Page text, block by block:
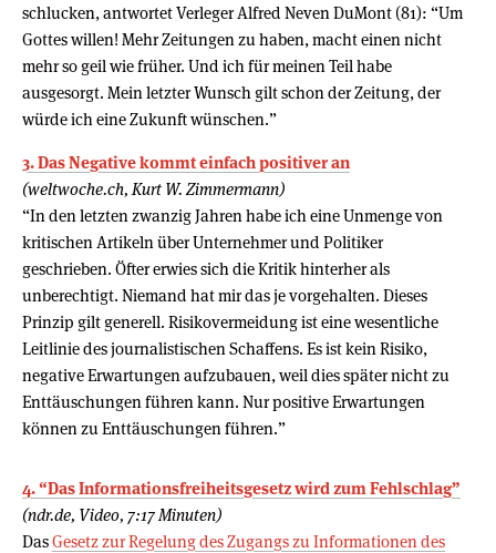
schlucken, antwortet Verleger Alfred Neven DuMont (81): “Um
Gottes willen! Mehr Zeitungen zu haben, macht einen nicht
mehr so geil wie früher. Und ich für meinen Teil habe
ausgesorgt. Mein letzter Wunsch gilt schon der Zeitung, der
würde ich eine Zukunft wünschen.”
3. Das Negative kommt einfach positiver an
(weltwoche.ch, Kurt W. Zimmermann)
“In den letzten zwanzig Jahren habe ich eine Unmenge von
kritischen Artikeln über Unternehmer und Politiker
geschrieben. Öfter erwies sich die Kritik hinterher als
unberechtigt. Niemand hat mir das je vorgehalten. Dieses
Prinzip gilt generell. Risikovermeidung ist eine wesentliche
Leitlinie des journalistischen Schaffens. Es ist kein Risiko,
negative Erwartungen aufzubauen, weil dies später nicht zu
Enttäuschungen führen kann. Nur positive Erwartungen
können zu Enttäuschungen führen.”
4. “Das Informationsfreiheitsgesetz wird zum Fehlschlag”
(ndr.de, Video, 7:17 Minuten)
DasGesetz zur Regelung des Zugangs zu Informationen des